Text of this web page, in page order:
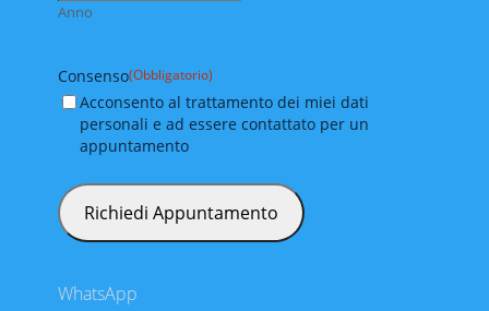
Anno
Consenso(Obbligatorio)
Acconsento al trattamento dei miei dati
personali e ad essere contattato per un
appuntamento
WhatsApp